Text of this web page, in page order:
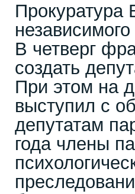
Прокуратура
В четверг
создать
При этом на
выступил с
депутатам
года члены